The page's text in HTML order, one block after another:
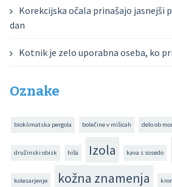
Korekcijska očala prinašajo jasnejši
dan
Kotnik je zelo uporabna oseba, ko
Oznake
bioklimatska pergola bolečine v mišicah delo ob
družinski obisk hiša Izola kava s sosedo
kolesarjenje kožna znamenja